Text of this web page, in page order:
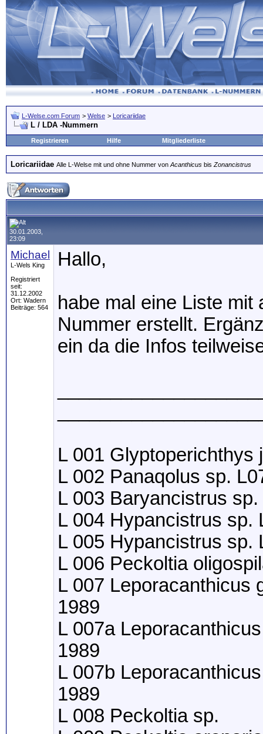
L-Welse.com Forum > Welse > Loricariidae
L / LDA -Nummern
Registrieren Hilfe Mitgliederliste
Loricariidae Alle L-Welse mit und ohne Nummer von Acanthicus bis Zonancistrus
30.01.2003,
23:09
Michael
L-Wels King
Registriert
seit:
31.12.2002
Ort: Wadern
Beiträge: 564
Hallo,
habe mal eine Liste mit
Nummer erstellt.
ein da die Infos
L 001 Glyptoperichthys
L 002 Panaqolus sp.
L 003 Baryancistrus sp.
L 004 Hypancistrus sp.
L 005 Hypancistrus sp.
L 006 Peckoltia
L 007 Leporacanthicus
1989
L 007a
1989
L 007b
1989
L 008 Peckoltia sp.